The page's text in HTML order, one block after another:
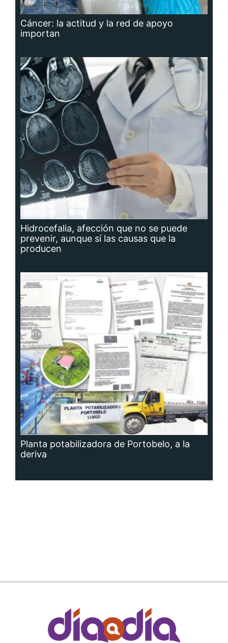
Cáncer: la actitud y la red de apoyo
importan
Hidrocefalia, afección que no se puede
prevenir, aunque sí las causas que la
producen
Planta potabilizadora de Portobelo, a la
deriva